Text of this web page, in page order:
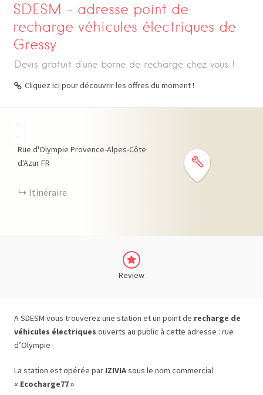
SDESM – adresse point de
recharge véhicules électriques de
Gressy
Devis gratuit d’une borne de recharge chez vous !
Cliquez ici pour découvrir les offres du moment !
Rue d'Olympie Provence-Alpes-Côte
d'AzurFR
Itinéraire
Review
A SDESM vous trouverez une station et un point de recharge de
véhicules électriques ouverts au public à cette adresse : rue
d’Olympie
La station est opérée par IZIVIAsous le nom commercial
« Ecocharge77 »